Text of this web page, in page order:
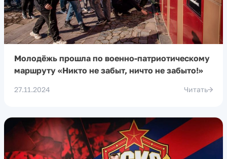
Молодёжь прошла по военно-патриотическому
маршруту «Никто не забыт, ничто не забыто!»
27.11.2024 Читать